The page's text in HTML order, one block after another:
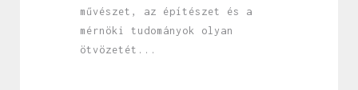
művészet, az építészet és a
mérnöki tudományok olyan
ötvözetét...